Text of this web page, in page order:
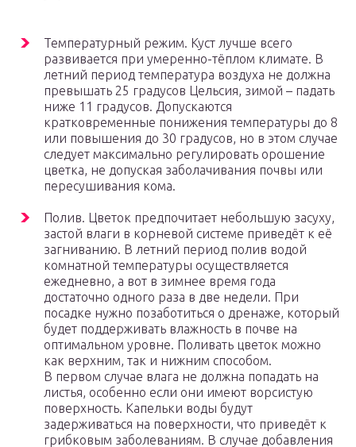
Температурный режим. Куст лучше всего
развивается при умеренно-тёплом климате. В
летний период температура воздуха не должна
превышать 25 градусов Цельсия, зимой – падать
ниже 11 градусов. Допускаются
кратковременные понижения температуры до 8
или повышения до 30 градусов, но в этом случае
следует максимально регулировать орошение
цветка, не допуская заболачивания почвы или
пересушивания кома.
Полив. Цветок предпочитает небольшую засуху,
застой влаги в корневой системе приведёт к её
загниванию. В летний период полив водой
комнатной температуры осуществляется
ежедневно, а вот в зимнее время года
достаточно одного раза в две недели. При
посадке нужно позаботиться о дренаже, который
будет поддерживать влажность в почве на
оптимальном уровне. Поливать цветок можно
как верхним, так и нижним способом.
В первом случае влага не должна попадать на
листья, особенно если они имеют ворсистую
поверхность. Капельки воды будут
задерживаться на поверхности, что приведёт к
грибковым заболеваниям. В случае добавления